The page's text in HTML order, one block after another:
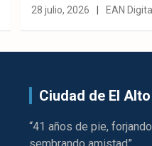
28 julio, 2026 EAN Digital
Ciudad de El Alto
“41 años de pie,